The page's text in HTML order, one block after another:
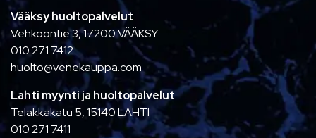
Vääksy huoltopalvelut
Vehkoontie 3, 17200 VÄÄKSY
010 271 7412
huolto@venekauppa.com
Lahti myynti ja huoltopalvelut
Telakkakatu 5, 15140 LAHTI
010 271 7411